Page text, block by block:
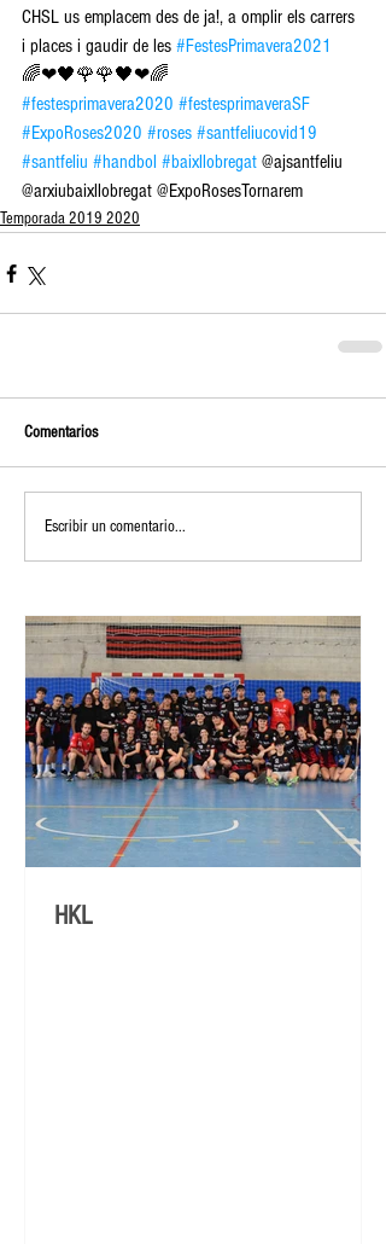
CHSL us emplacem des de ja!, a omplir els carrers
i places i gaudir de les #FestesPrimavera2021
🌈❤🖤🌹🌹🖤❤🌈
#festesprimavera2020 #festesprimaveraSF
#ExpoRoses2020 #roses #santfeliucovid19
#santfeliu #handbol #baixllobregat @ajsantfeliu
@arxiubaixllobregat @ExpoRosesTornarem
Temporada 2019 2020
Comentarios
Escribir un comentario...
HKL